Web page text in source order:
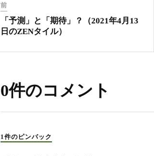
前
「予測」と「期待」？（2021年4月13
日のZENタイル）
0件のコメント
1件のピンバック